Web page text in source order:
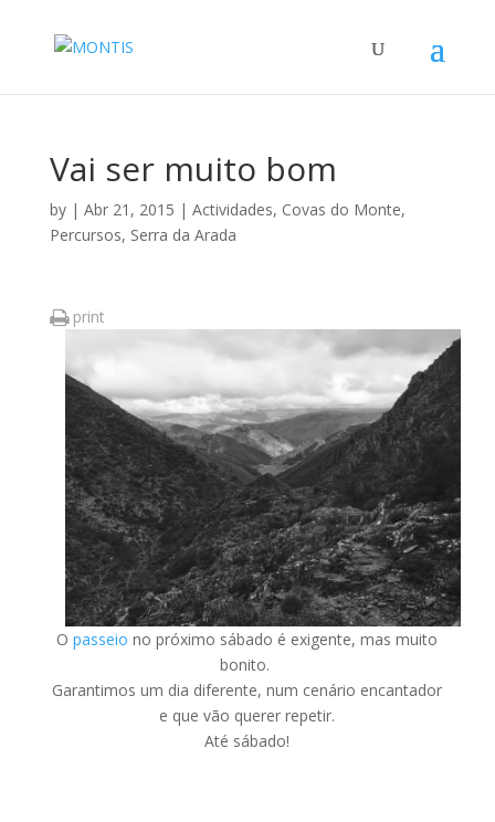
Vai ser muito bom
by | Abr 21, 2015 | Actividades, Covas do Monte,
Percursos, Serra da Arada
print
Opasseio no próximo sábado é exigente, mas muito
bonito.
Garantimos um dia diferente, num cenário encantador
e que vão querer repetir.
Até sábado!